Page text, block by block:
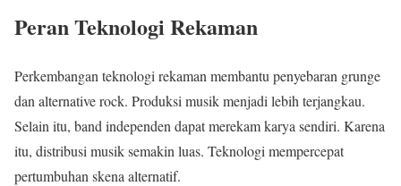
Peran Teknologi Rekaman
Perkembangan teknologi rekaman membantu penyebaran grunge
dan alternative rock. Produksi musik menjadi lebih terjangkau.
Selain itu, band independen dapat merekam karya sendiri. Karena
itu, distribusi musik semakin luas. Teknologi mempercepat
pertumbuhan skena alternatif.